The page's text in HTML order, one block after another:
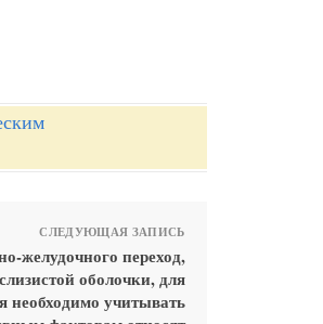
СЛЕДУЮЩАЯ ЗАПИСЬ
желудочного переход,
оболочки, для
необходимо учитывать